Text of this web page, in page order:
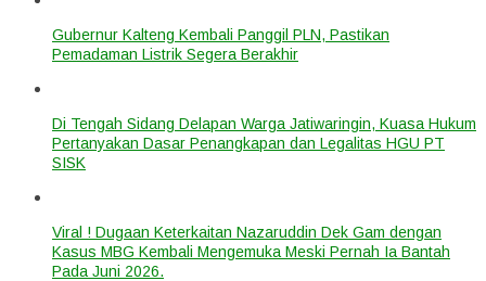
Gubernur Kalteng Kembali Panggil PLN, Pastikan
Pemadaman Listrik Segera Berakhir
Di Tengah Sidang Delapan Warga Jatiwaringin, Kuasa Hukum
Pertanyakan Dasar Penangkapan dan Legalitas HGU PT
SISK
Viral ! Dugaan Keterkaitan Nazaruddin Dek Gam dengan
Kasus MBG Kembali Mengemuka Meski Pernah Ia Bantah
Pada Juni 2026.